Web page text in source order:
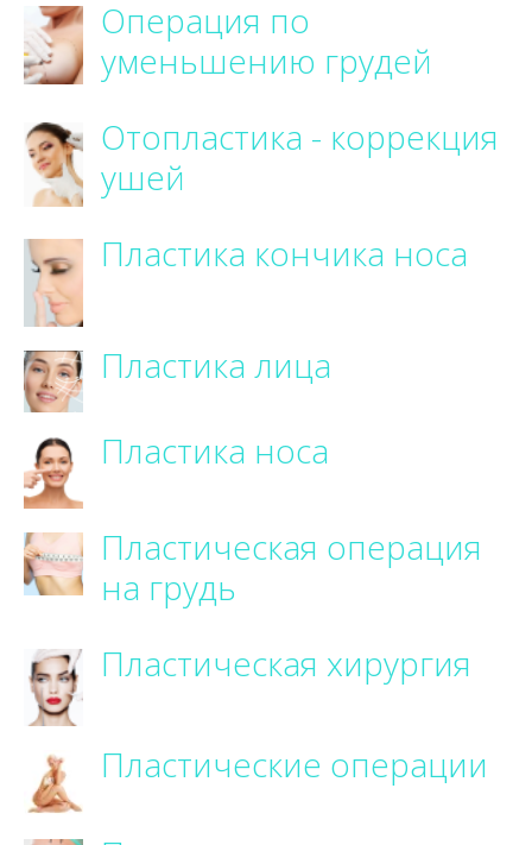
Операция по
уменьшению грудей
Отопластика - коррекция
ушей
Пластика кончика носа
Пластика лица
Пластика носа
Пластическая операция
на грудь
Пластическая хирургия
Пластические операции